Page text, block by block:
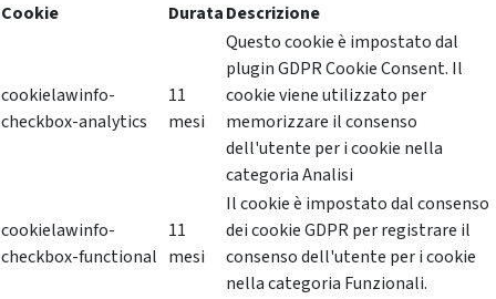
Cookie
DurataDescrizione
cookielawinfo-
checkbox-analytics
11
mesi
Questo cookie è impostato dal
plugin GDPR Cookie Consent. Il
cookie viene utilizzato per
memorizzare il consenso
dell'utente per i cookie nella
categoria Analisi
cookielawinfo-
checkbox-functional
11
mesi
Il cookie è impostato dal consenso
dei cookie GDPR per registrare il
consenso dell'utente per i cookie
nella categoria Funzionali.